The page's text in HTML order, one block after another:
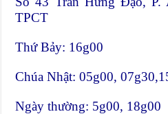
TPCT
Thứ Bảy: 16g00
Chúa Nhật: 05g00,
Ngày thường: 5g00, 18g00